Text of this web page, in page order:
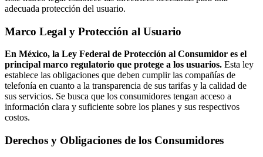
adecuada protección del usuario.
Marco Legal y Protección al Usuario
En México, la Ley Federal de Protección al Consumidor es el
principal marco regulatorio que protege a los usuarios. Esta ley
establece las obligaciones que deben cumplir las compañías de
telefonía en cuanto a la transparencia de sus tarifas y la calidad de
sus servicios. Se busca que los consumidores tengan acceso a
información clara y suficiente sobre los planes y sus respectivos
costos.
Derechos y Obligaciones de los Consumidores